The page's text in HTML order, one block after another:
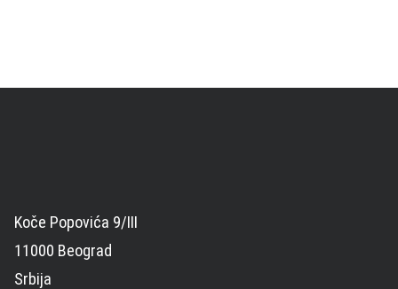
Koče Popovića 9/III
11000 Beograd
Srbija